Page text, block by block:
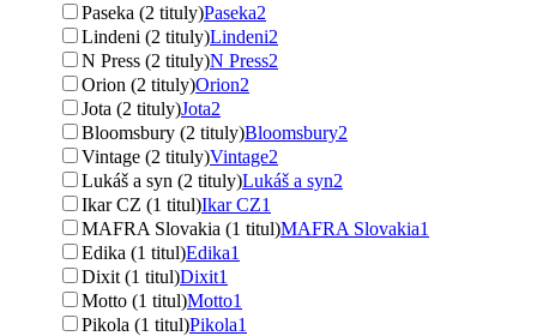
Paseka (2 tituly)Paseka2
Lindeni (2 tituly)Lindeni2
N Press (2 tituly)N Press2
Orion (2 tituly)Orion2
Jota (2 tituly)Jota2
Bloomsbury (2 tituly)Bloomsbury2
Vintage (2 tituly)Vintage2
Lukáš a syn (2 tituly)Lukáš a syn2
Ikar CZ (1 titul)Ikar CZ1
MAFRA Slovakia (1 titul)MAFRA Slovakia1
Edika (1 titul)Edika1
Dixit (1 titul)Dixit1
Motto (1 titul)Motto1
Pikola (1 titul)Pikola1